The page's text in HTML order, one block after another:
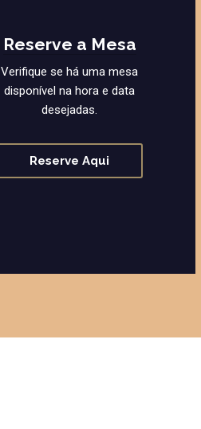
Reserve a Mesa
Verifique se há uma mesa
disponível na hora e data
desejadas.
Reserve Aqui